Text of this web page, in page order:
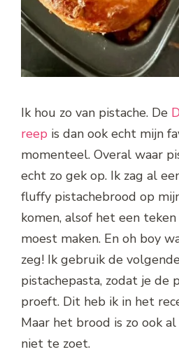
Ik hou zo van pistache. De
reep is dan ook echt mijn
momenteel. Overal waar
echt zo gek op. Ik zag al
fluffy pistachebrood op
komen, alsof het een
moest maken. En oh boy
zeg! Ik gebruik de
pistachepasta, zodat je de
proeft. Dit heb ik in het
Maar het brood is zo ook
niet te zoet.